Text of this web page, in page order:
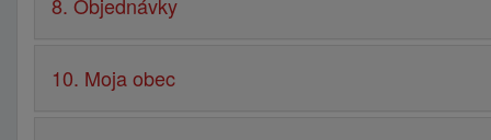
10. Moja obec